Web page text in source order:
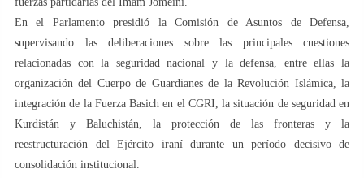
En el Parlamento presidió la Comisión de Asuntos de Defensa,
supervisando las deliberaciones sobre las principales cuestiones
relacionadas con la seguridad nacional y la defensa, entre ellas la
organización del Cuerpo de Guardianes de la Revolución Islámica, la
integración de la Fuerza Basich en el CGRI, la situación de seguridad en
Kurdistán y Baluchistán, la protección de las fronteras y la
reestructuración del Ejército iraní durante un período decisivo de
consolidación institucional.